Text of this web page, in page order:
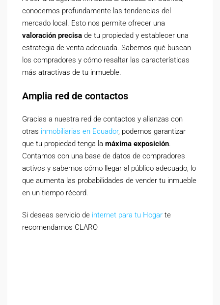
conocemos profundamente las tendencias del
mercado local. Esto nos permite ofrecer una
valoración precisa de tu propiedad y establecer una
estrategia de venta adecuada. Sabemos qué buscan
los compradores y cómo resaltar las características
más atractivas de tu inmueble.
Amplia red de contactos
Gracias a nuestra red de contactos y alianzas con
otras inmobiliarias en Ecuador, podemos garantizar
que tu propiedad tenga la máxima exposición.
Contamos con una base de datos de compradores
activos y sabemos cómo llegar al público adecuado, lo
que aumenta las probabilidades de vender tu inmueble
en un tiempo récord.
Si deseas servicio de internet para tu Hogar te
recomendamos CLARO